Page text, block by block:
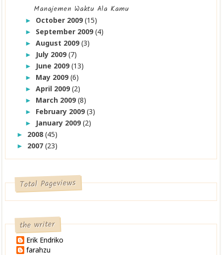
Manajemen Waktu Ala Kamu
► October 2009(15)
► September 2009(4)
►August 2009(3)
► July 2009(7)
► June 2009(13)
► May 2009(6)
►April 2009(2)
► March 2009(8)
► February 2009(3)
► January 2009(2)
► 2008(45)
► 2007(23)
Total Pageviews
the writer
Erik Endriko
farahzu